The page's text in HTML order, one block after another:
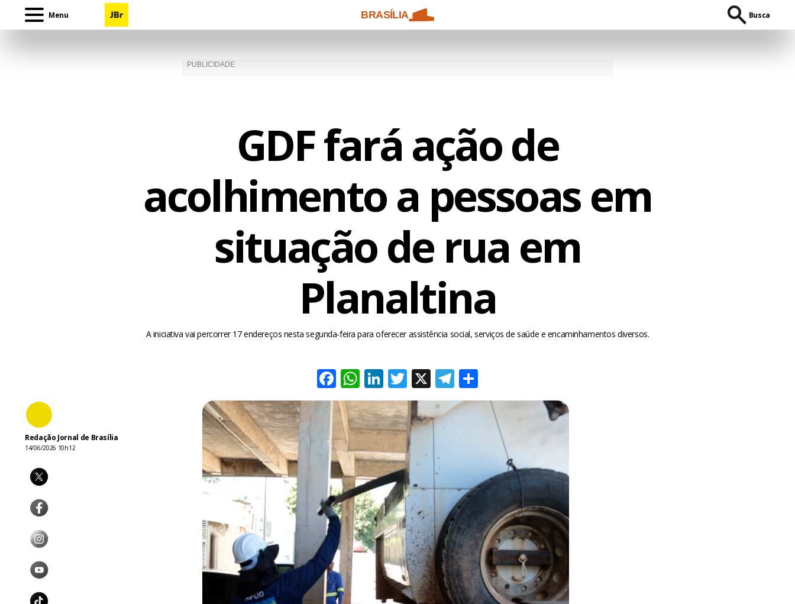
Menu BRASÍLIA Busca
GDF fará ação de
acolhimento a pessoas em
situação de rua em
Planaltina
A iniciativa vai percorrer 17 endereços nesta segunda-feira para oferecer assistência social, serviços de saúde e encaminhamentos diversos.
Facebook
WhatsApp
LinkedIn
Twitter
X Telegram
Redação Jornal de Brasília
14/06/2026 10h12